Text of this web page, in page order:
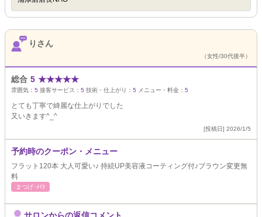
りさん
（女性/30代後半）
総合 5 ★★★★★
雰囲気： 5 接客サービス： 5 技術・仕上がり： 5 メニュー・料金： 5
とても丁寧で綺麗な仕上がりでした
又いきます^_^
[投稿日] 2026/1/5
予約時のクーポン・メニュー
フラット120本 大人可愛い♪ 持続UP美容液コーティング付♪ブラウン変更無
料
まつげ･ﾒｲｸ